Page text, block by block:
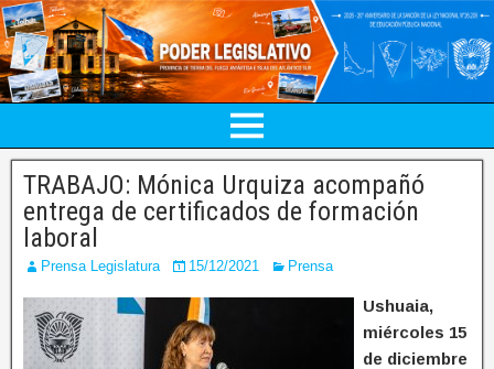
TRABAJO: Mónica Urquiza acompañó
entrega de certificados de formación
laboral
Prensa Legislatura 15/12/2021 Prensa
Ushuaia,
miércoles 15
de diciembre